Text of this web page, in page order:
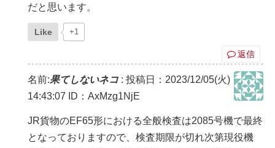
だと思います。
Like +1
返信
名前:果てしないネコ : 投稿日：2023/12/05(火)
14:43:07
ID：AxMzg1NjE
JR貨物のEF65形における全般検査は2085号機で最終
となっておりますので、検査期限が切れ次第現役機